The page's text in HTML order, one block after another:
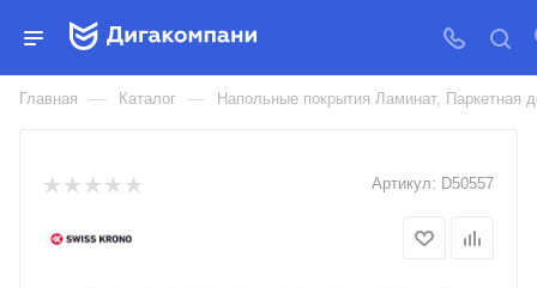
ЛАМИНАТ КРОНОСТАР
КОЛЛЕКЦИИ INTELLEKT
Главная — Каталог — Напольные покрытия Ламинат, Паркетная
Артикул: D50557